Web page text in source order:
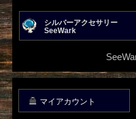
シルバーアクセサリー
SeeWark
マイアカウント